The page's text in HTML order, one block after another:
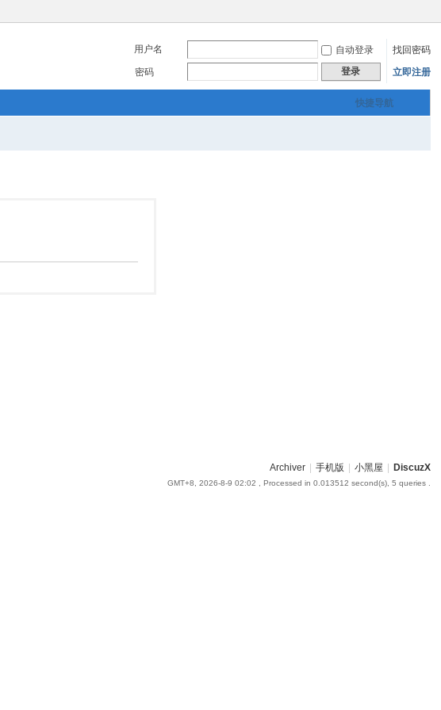
用户名 自动登录
找回密码
密码
登录 立即注册
快捷导航
Archiver 手机版 小黑屋 DiscuzX
GMT+8, 2026-8-9 02:02 , Processed in 0.013512 second(s), 5 queries .